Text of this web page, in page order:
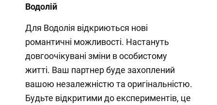
Водолій
Для Водолія відкриються нові
романтичні можливості. Настануть
довгоочікувані зміни в особистому
житті. Ваш партнер буде захоплений
вашою незалежністю та оригінальністю.
Будьте відкритими до експериментів, це